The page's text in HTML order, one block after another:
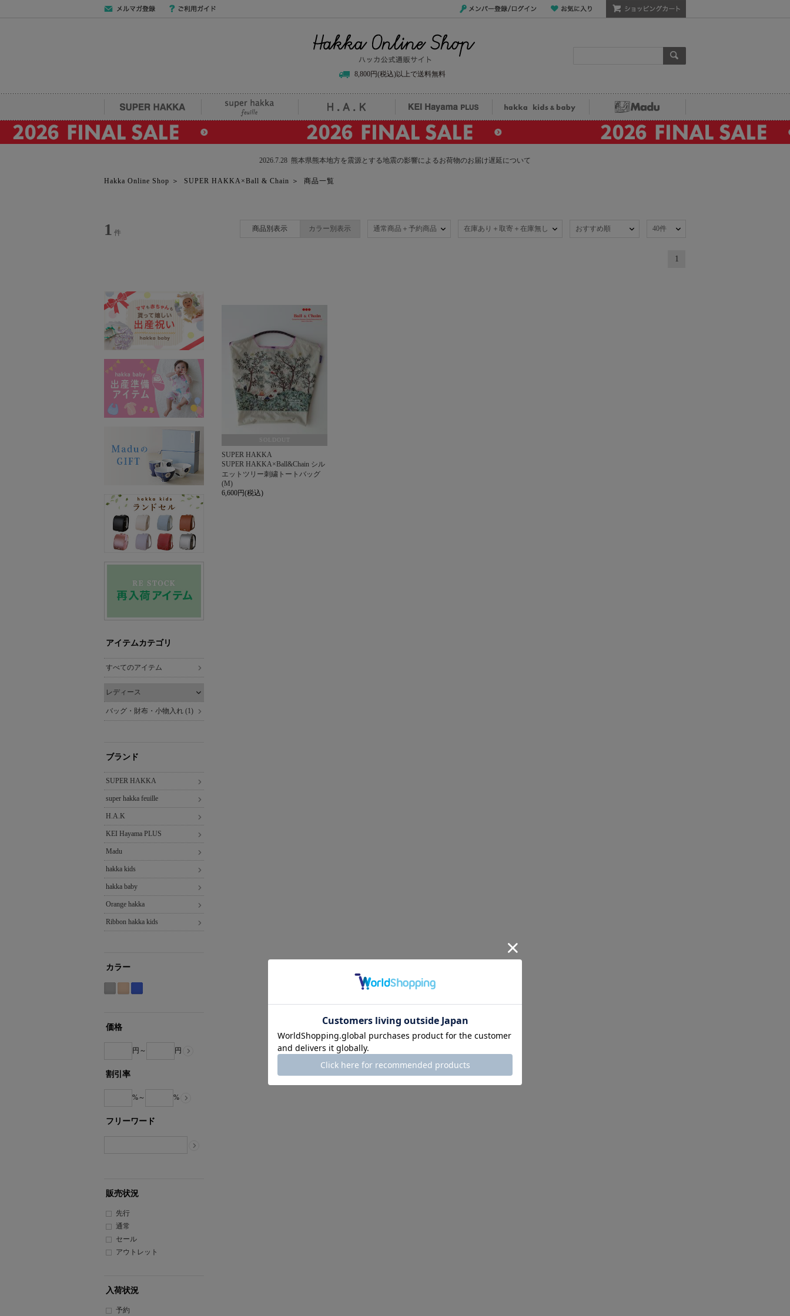
8,800円(税込)以上で送料無料
SUPER HAKKA H.A.K KEI Hayama PLUS Madu
2026.7.28 熊本県熊本地方を震源とする地震の影響によるお荷物のお届け遅延について
Hakka Online Shop ＞ SUPER HAKKA×Ball & Chain ＞ 商品一覧
1 件 商品別表示 カラー別表示 通常商品＋予約商品 在庫あり＋取寄＋在庫無し おすすめ順 40件
1
アイテムカテゴリ
すべてのアイテム
レディース
バッグ・財布・小物入れ (1)
ブランド
SUPER HAKKA
super hakka feuille
H.A.K
KEI Hayama PLUS
Madu
hakka kids
hakka baby
Orange hakka
Ribbon hakka kids
カラー
系
ュ
価格
円～ 円
割引率
%～ %
フリーワード
販売状況
先行
通常
セール
アウトレット
入荷状況
予約
SOLDOUT
SUPER HAKKA
SUPER HAKKA×Ball&Chain シル
エットツリー刺繍トートバッグ
(M)
6,600円(税込)